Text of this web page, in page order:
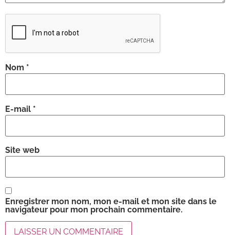
Nom *
E-mail *
Site web
Enregistrer mon nom, mon e-mail et mon site dans le
navigateur pour mon prochain commentaire.